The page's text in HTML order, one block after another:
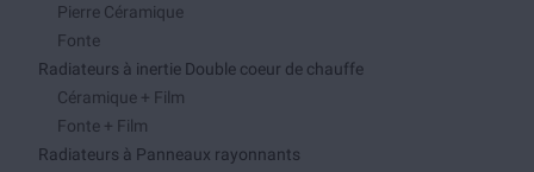
Pierre Céramique
Fonte
Radiateurs à inertie Double coeur de chauffe
Céramique + Film
Fonte + Film
Radiateurs à Panneaux rayonnants